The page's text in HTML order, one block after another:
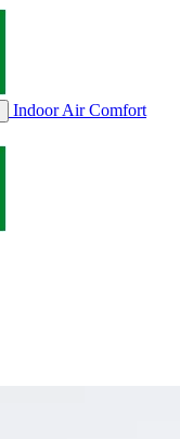
Indoor Air Comfort